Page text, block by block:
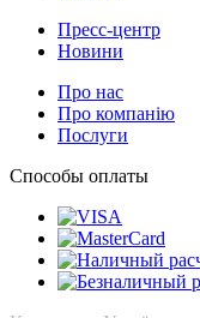
Пресс-центр
Новини
Про нас
Про компанію
Послуги
Способы оплаты